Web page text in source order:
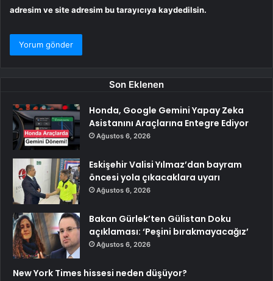
adresim ve site adresim bu tarayıcıya kaydedilsin.
Son Eklenen
Honda, Google Gemini Yapay Zeka
Asistanını Araçlarına Entegre Ediyor
Ağustos 6, 2026
Eskişehir Valisi Yılmaz’dan bayram
öncesi yola çıkacaklara uyarı
Ağustos 6, 2026
Bakan Gürlek’ten Gülistan Doku
açıklaması: ‘Peşini bırakmayacağız’
Ağustos 6, 2026
New York Times hissesi neden düşüyor?